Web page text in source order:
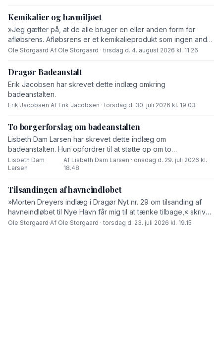
Kemikalier og havmiljøet
»Jeg gætter på, at de alle bruger en eller anden form for
afløbsrens. Afløbsrens er et kemikalieprodukt som ingen andre
end fabrikanten ved hvad består af,« skriver Ole Storgaard i
Ole Storgaard·Af Ole Storgaard · tirsdag d. 4. august 2026 kl. 11.26
Dragør Badeanstalt
Erik Jacobsen har skrevet dette indlæg omkring
badeanstalten.
Erik Jacobsen·Af Erik Jacobsen · torsdag d. 30. juli 2026 kl. 19.03
To borgerforslag om badeanstalten
Lisbeth Dam Larsen har skrevet dette indlæg om
badeanstalten. Hun opfordrer til at støtte op om to
borgerforslag.
Lisbeth Dam
Larsen
·
Af Lisbeth Dam Larsen · onsdag d. 29. juli 2026 kl.
18.48
Tilsandingen af havneindløbet
»Morten Dreyers indlæg i Dragør Nyt nr. 29 om tilsanding af
havneindløbet til Nye Havn får mig til at tænke tilbage,« skriver
Ole Storgaard i dette debatindlæg.
Ole Storgaard·Af Ole Storgaard · torsdag d. 23. juli 2026 kl. 19.15